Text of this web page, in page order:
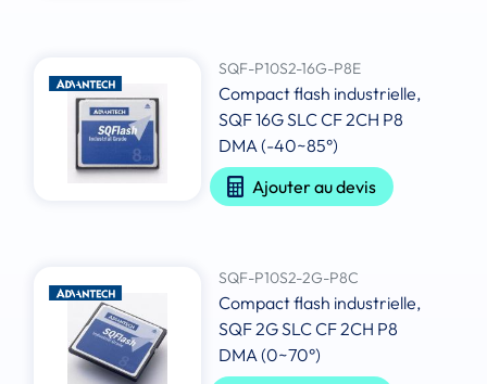
SQF-P10S2-16G-P8E
Compact flash industrielle,
SQF 16G SLC CF 2CH P8
DMA (-40~85°)
Ajouter au devis
SQF-P10S2-2G-P8C
Compact flash industrielle,
SQF 2G SLC CF 2CH P8
DMA (0~70°)